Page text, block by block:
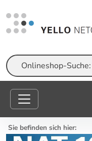
Suche
Sie befinden sich hier: